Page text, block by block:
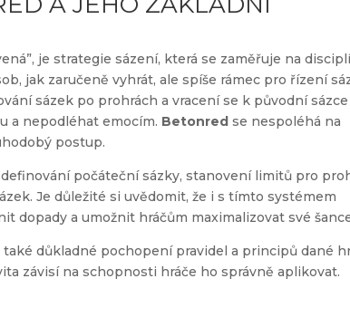
je strategie sázení, která se zaměřuje na
jak zaručeně vyhrát, ale spíše rámec pro řízení
sázek po prohrách a vracení se k původní
a nepodléhat emocím. Betonred se nespoléhá na
postup.
počáteční sázky, stanovení limitů pro
Je důležité si uvědomit, že i s tímto systémem
dopady a umožnit hráčům maximalizovat své
důkladné pochopení pravidel a principů dané
závisí na schopnosti hráče ho správně aplikovat.